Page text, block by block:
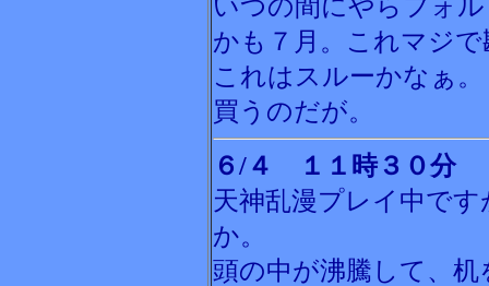
いつの間にやらフォ
かも７月。これマジ
これはスルーかなぁ
買うのだが。
６/４ １１時３０分
天神乱漫プレイ中で
か。
頭の中が沸騰して、